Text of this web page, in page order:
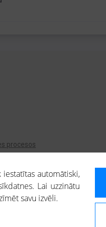
procesos
Portāla lietotājs, izmantojot
automātiski,
Lai uzzinātu
savu izvēli.